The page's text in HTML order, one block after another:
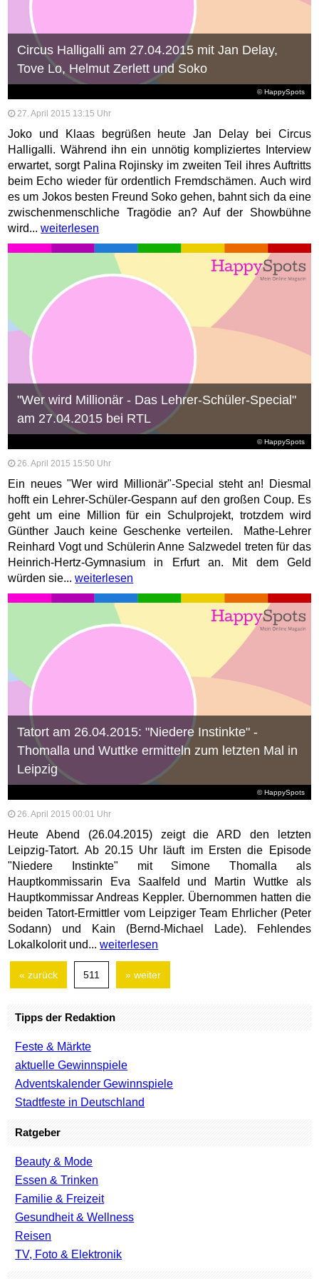
© HappySpots
Circus Halligalli am 27.04.2015 mit Jan Delay,
Tove Lo, Helmut Zerlett und Soko
27. April 2015 13:15 Uhr
Joko und Klaas begrüßen heute Jan Delay bei Circus
Halligalli. Während ihn ein unnötig kompliziertes Interview
erwartet, sorgt Palina Rojinsky im zweiten Teil ihres Auftritts
beim Echo wieder für ordentlich Fremdschämen. Auch wird
es um Jokos besten Freund Soko gehen, bahnt sich da eine
zwischenmenschliche Tragödie an? Auf der Showbühne
wird...weiterlesen
© HappySpots
"Wer wird Millionär - Das Lehrer-Schüler-Special"
am 27.04.2015 bei RTL
26. April 2015 15:50 Uhr
Ein neues "Wer wird Millionär"-Special steht an! Diesmal
hofft ein Lehrer-Schüler-Gespann auf den großen Coup. Es
geht um eine Million für ein Schulprojekt, trotzdem wird
Günther Jauch keine Geschenke verteilen. Mathe-Lehrer
Reinhard Vogt und Schülerin Anne Salzwedel treten für das
Heinrich-Hertz-Gymnasium in Erfurt an. Mit dem Geld
würden sie...weiterlesen
© HappySpots
Tatort am 26.04.2015: "Niedere Instinkte" -
Thomalla und Wuttke ermitteln zum letzten Mal in
Leipzig
26. April 2015 00:01 Uhr
Heute Abend (26.04.2015) zeigt die ARD den letzten
Leipzig-Tatort. Ab 20.15 Uhr läuft im Ersten die Episode
"Niedere Instinkte" mit Simone Thomalla als
Hauptkommissarin Eva Saalfeld und Martin Wuttke als
Hauptkommissar Andreas Keppler. Übernommen hatten die
beiden Tatort-Ermittler vom Leipziger Team Ehrlicher (Peter
Sodann) und Kain (Bernd-Michael Lade). Fehlendes
Lokalkolorit und...weiterlesen
« zurück 511 » weiter
Tipps der Redaktion
Feste & Märkte
aktuelle Gewinnspiele
Adventskalender Gewinnspiele
Stadtfeste in Deutschland
Ratgeber
Beauty & Mode
Essen & Trinken
Familie & Freizeit
Gesundheit & Wellness
Reisen
TV, Foto & Elektronik